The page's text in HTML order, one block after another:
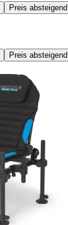
Preis absteigend
Preis absteigend